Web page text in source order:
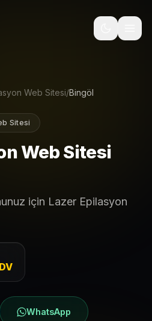
Web Sitesi/Bingöl
Sitesi
Web Sitesi
için Lazer Epilasyon
WhatsApp